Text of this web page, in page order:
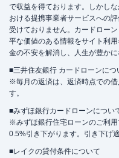
で収益を得ております。しかし
おける提携事業者サービスへの
受けておりません。カードロー
平な価値のある情報をサイト利
金の不安を解消し、人生が豊か
■三井住友銀行 カードローンにつ
※毎月の返済は、返済時点での
す。
■みずほ銀行カードローンについ
※みずほ銀行住宅ローンのご利
0.5%引き下がります。引き下げ
■レイクの貸付条件について